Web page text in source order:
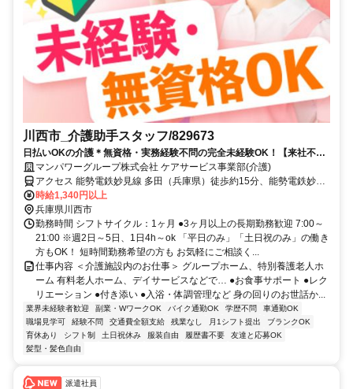
川西市_介護助手スタッフ/829673
日払いOKの介護＊無資格・実務経験不問の完全未経験OK！【来社不
要！WEB・電話登録OK】
マンパワーグループ株式会社 ケアサービス事業部(介護)
アクセス 能勢電鉄妙見線 多田（兵庫県）徒歩約15分、能勢電鉄妙見
線 鼓滝徒歩約19分、能勢電鉄妙見線 鴬の森徒歩約24分 車・バイク通
勤OK（派遣先による）
時給1,340円以上
兵庫県川西市
勤務時間 シフトサイクル：1ヶ月 ●3ヶ月以上の長期勤務歓迎 7:00～
21:00 ※週2日～5日、1日4h～ok 「平日のみ」「土日祝のみ」の働き
方もOK！ 短時間勤務希望の方も お気軽にご相談く...
仕事内容 ＜介護施設内のお仕事＞ グループホーム、特別養護老人ホ
ーム 有料老人ホーム、デイサービスなどで… ●お食事サポート ●レク
リエーション ●付き添い ●入浴・体調管理など 身の回りのお世話か...
業界未経験者歓迎 副業・WワークOK バイク通勤OK 学歴不問
車通勤OK
職場見学可
経験不問 交通費全額支給 残業なし 月1シフト提出
ブランクOK
育休あり
シフト制 土日祝休み 服装自由 履歴書不要
友達と応募OK
髪型・髪色自由
派遣社員